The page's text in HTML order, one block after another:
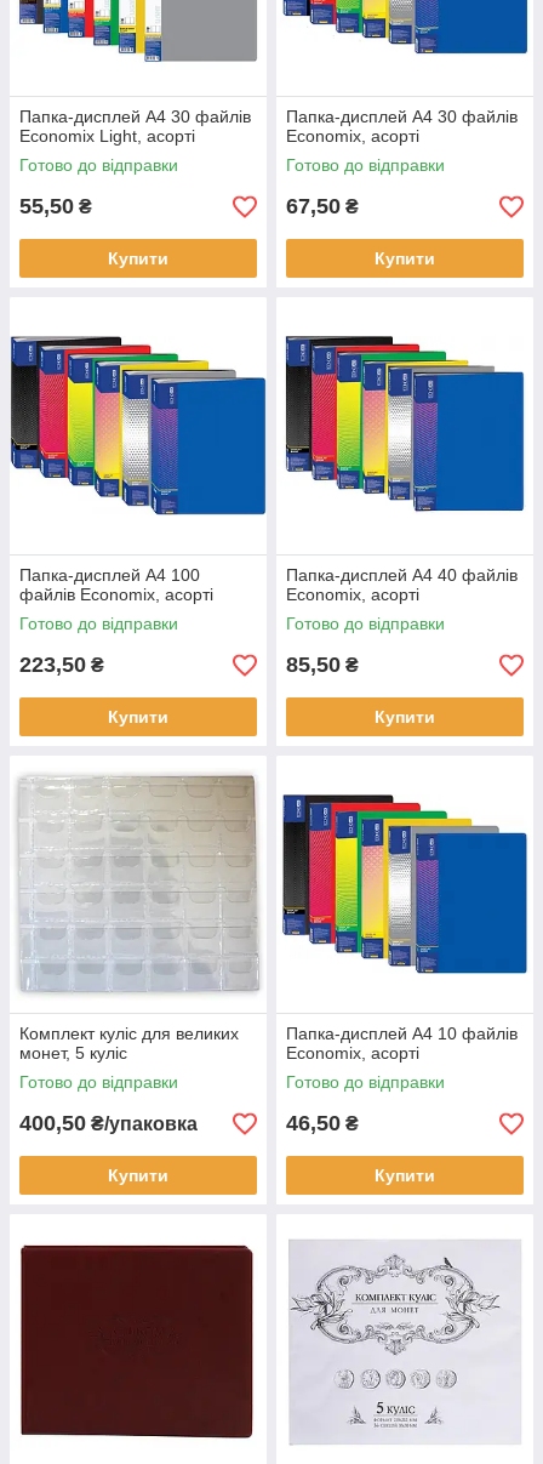
Папка-дисплей А4 30 файлів
Economix Light, асорті
Готово до відправки
55,50 ₴
Купити
Папка-дисплей А4 30 файлів
Economix, асорті
Готово до відправки
67,50 ₴
Купити
Папка-дисплей А4 100
файлів Economix, асорті
Готово до відправки
223,50 ₴
Купити
Папка-дисплей А4 40 файлів
Economix, асорті
Готово до відправки
85,50 ₴
Купити
Комплект куліс для великих
монет, 5 куліс
Готово до відправки
400,50 ₴/упаковка
Купити
Папка-дисплей А4 10 файлів
Economix, асорті
Готово до відправки
46,50 ₴
Купити